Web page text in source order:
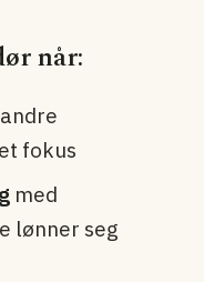
når:
fokus
med
lønner seg